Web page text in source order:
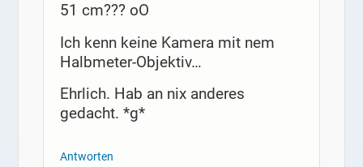
51 cm??? oO
Ich kenn keine Kamera mit nem
Halbmeter-Objektiv…
Ehrlich. Hab an nix anderes
gedacht. *g*
Antworten